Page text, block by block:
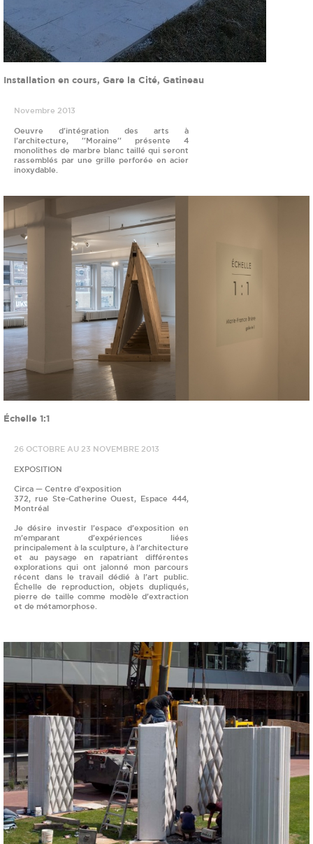
Installation en cours, Gare la Cité, Gatineau
Novembre 2013
Oeuvre d'intégration des arts à
l'architecture, ''Moraine'' présente 4
monolithes de marbre blanc taillé qui seront
rassemblés par une grille perforée en acier
inoxydable.
Échelle 1:1
26 OCTOBRE AU 23 NOVEMBRE 2013
EXPOSITION
Circa — Centre d'exposition
372, rue Ste-Catherine Ouest, Espace 444,
Montréal
Je désire investir l’espace d’exposition en
m’emparant d’expériences liées
principalement à la sculpture, à l’architecture
et au paysage en rapatriant différentes
explorations qui ont jalonné mon parcours
récent dans le travail dédié à l’art public.
Échelle de reproduction, objets dupliqués,
pierre de taille comme modèle d’extraction
et de métamorphose.